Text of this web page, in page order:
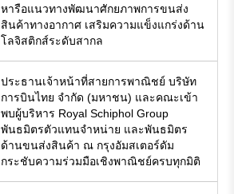
หารือแนวทางพัฒนาศักยภาพการขนส่ง
สินค้าทางอากาศ เสริมความแข็งแกร่งด้าน
โลจิสติกส์ระดับสากล
ประธานเจ้าหน้าที่สายการพาณิชย์ บริษัท
การบินไทย จำกัด (มหาชน) และคณะเข้า
พบผู้บริหาร Royal Schiphol Group
พันธมิตรตัวแทนจำหน่าย และพันธมิตร
ด้านขนส่งสินค้า ณ กรุงอัมสเตอร์ดัม
กระชับความร่วมมือเชิงพาณิชย์ครบทุกมิติ